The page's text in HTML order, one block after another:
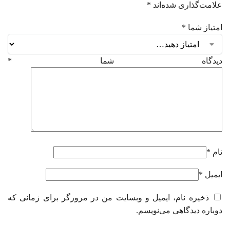
علامت‌گذاری شده‌اند *
امتیاز شما *
دیدگاه شما *
نام *
ایمیل *
ذخیره نام، ایمیل و وبسایت من در مرورگر برای زمانی که
دوباره دیدگاهی می‌نویسم.